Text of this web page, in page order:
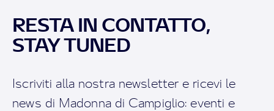
RESTA IN CONTATTO,
STAY TUNED
Iscriviti alla nostra newsletter e ricevi le
news di Madonna di Campiglio: eventi e